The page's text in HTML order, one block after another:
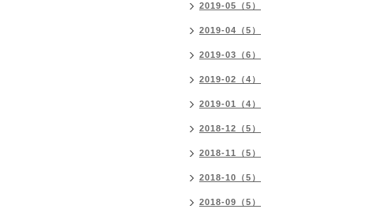
2019-05（5）
2019-04（5）
2019-03（6）
2019-02（4）
2019-01（4）
2018-12（5）
2018-11（5）
2018-10（5）
2018-09（5）